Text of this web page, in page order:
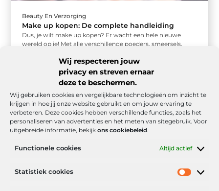
Wij respecteren jouw
privacy en streven ernaar
deze te beschermen.
Wij gebruiken cookies en vergelijkbare technologieën om inzicht te
krijgen in hoe jij onze website gebruikt en om jouw ervaring te
verbeteren. Deze cookies hebben verschillende functies, zoals het
personaliseren van advertenties en het meten van sitegebruik. Voor
uitgebreide informatie, bekijk ons cookiebeleid.
Functionele cookies Altijd actief
Statistiek cookies
Beauty En Verzorging
Make up kopen: De complete handleiding
Dus, je wilt make up kopen? Er wacht een hele nieuwe
wereld op je! Met alle verschillende poeders, smeersels,
Onze informatie